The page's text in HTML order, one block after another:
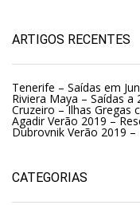
ARTIGOS RECENTES
Tenerife – Saídas em
Riviera Maya – Saídas a
Cruzeiro – Ilhas Gregas
Agadir Verão 2019 –
Dubrovnik Verão 2019
CATEGORIAS